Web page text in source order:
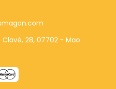
28, 07702 - Mao